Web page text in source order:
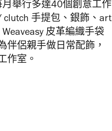
舉行多達40個創意工作
clutch 手提包、銀飾、art
皮革編織手袋
伴侶親手做日常配飾，
作室。